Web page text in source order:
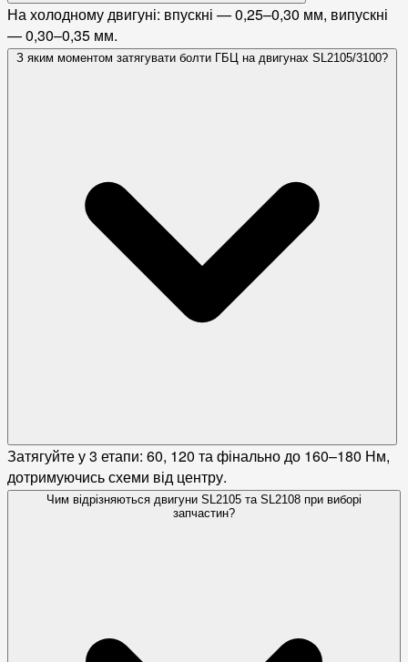
На холодному двигуні: впускні — 0,25–0,30 мм, випускні
— 0,30–0,35 мм.
З яким моментом затягувати болти ГБЦ на двигунах SL2105/3100?
Затягуйте у 3 етапи: 60, 120 та фінально до 160–180 Нм,
дотримуючись схеми від центру.
Чим відрізняються двигуни SL2105 та SL2108 при виборі
запчастин?